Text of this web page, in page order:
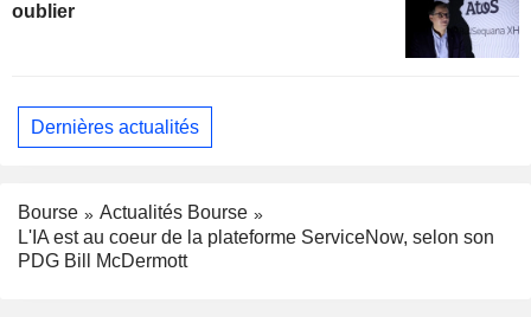
oublier
Dernières actualités
Bourse
Actualités Bourse
L'IA est au coeur de la plateforme ServiceNow, selon son
PDG Bill McDermott